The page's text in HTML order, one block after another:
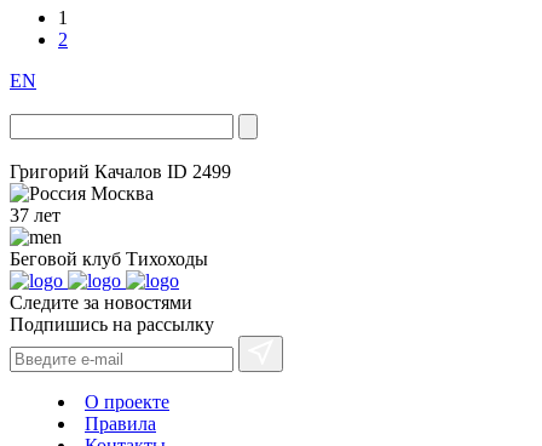
1
2
EN
Григорий Качалов ID 2499
Москва
37 лет
Беговой клуб Тихоходы
Следите за новостями
Подпишись на рассылку
О проекте
Правила